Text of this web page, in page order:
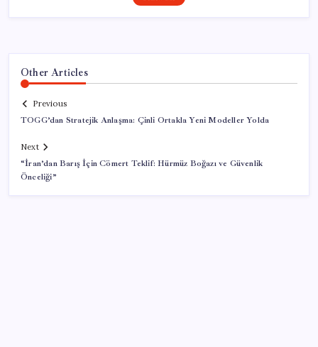
Other Articles
Previous
TOGG’dan Stratejik Anlaşma: Çinli Ortakla Yeni Modeller Yolda
Next
“İran’dan Barış İçin Cömert Teklif: Hürmüz Boğazı ve Güvenlik
Önceliği”